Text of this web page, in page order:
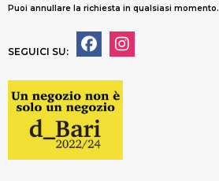
Puoi annullare la richiesta in qualsiasi momento.
SEGUICI SU: